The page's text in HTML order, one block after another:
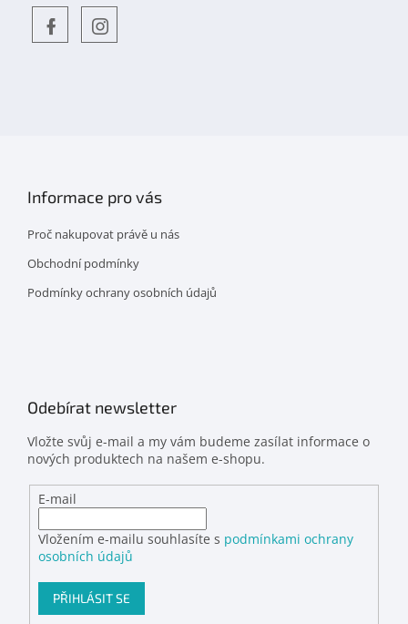
Informace pro vás
Proč nakupovat právě u nás
Obchodní podmínky
Podmínky ochrany osobních údajů
Odebírat newsletter
Vložte svůj e-mail a my vám budeme zasílat informace o
nových produktech na našem e-shopu.
E-mail
Vložením e-mailu souhlasíte s podmínkami ochrany
osobních údajů
PŘIHLÁSIT SE